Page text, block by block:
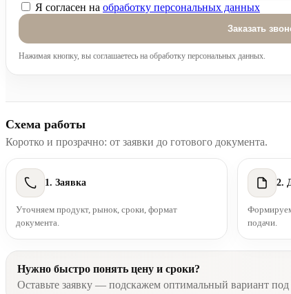
Оставьте это поле пустым.
Я согласен на обработку персональных данных
Нажимая кнопку, вы соглашаетесь на обработку персональных данных.
Схема работы
Коротко и прозрачно: от заявки до готового документа.
1. Заявка
Уточняем продукт, рынок, сроки, формат
документа.
2.
подачи.
Нужно быстро понять цену и сроки?
Оставьте заявку — подскажем оптимальный вариант